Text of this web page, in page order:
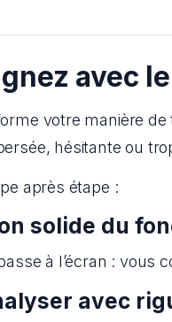
avec
votre manière
hésitante ou
après étape :
solide du
à l’écran :
avec